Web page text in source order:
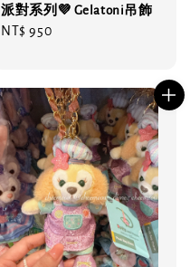
派對系列💜 Gelatoni吊飾
Regular
NT$ 950